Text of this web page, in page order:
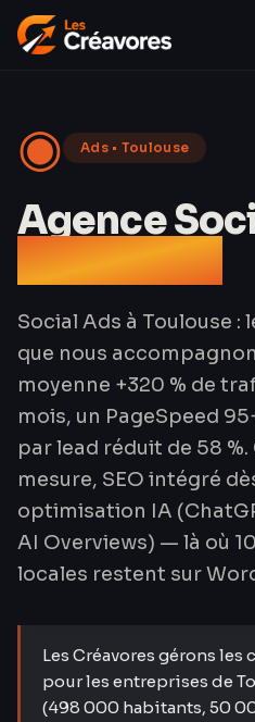
◉ Ads• Toulouse
Agence
à Toulouse
Social Ads à Toulouse
que nous
moyenne +320 % de
mois, un PageSpeed
par lead réduit de 58
mesure, SEO intégré
optimisation IA
AI Overviews) — là où
locales restent sur
Les Créavores gérons les
pour les entreprises de
(498 000 habitants, 50